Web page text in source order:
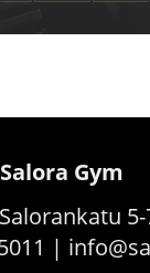
Salora Gym
5-
|